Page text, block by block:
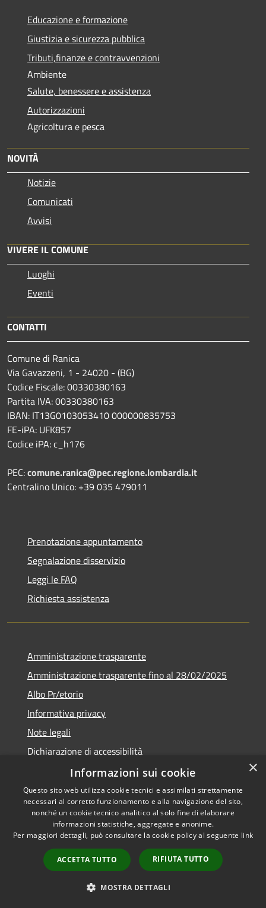
Educazione e formazione
Giustizia e sicurezza pubblica
Tributi,finanze e contravvenzioni
Ambiente
Salute, benessere e assistenza
Autorizzazioni
Agricoltura e pesca
NOVITÀ
Notizie
Comunicati
Avvisi
VIVERE IL COMUNE
Luoghi
Eventi
CONTATTI
Comune di Ranica
Via Gavazzeni, 1 - 24020 - (BG)
Codice Fiscale: 00330380163
Partita IVA: 00330380163
IBAN: IT13G0103053410 000000835753
FE-iPA: UFK857
Codice iPA: c_h176
PEC:comune.ranica@pec.regione.lombardia.it
Centralino Unico: +39 035 479011
Prenotazione appuntamento
Segnalazione disservizio
Leggi le FAQ
Richiesta assistenza
Amministrazione trasparente
Amministrazione trasparente fino al 28/02/2025
Albo Pr/etorio
Informativa privacy
Note legali
Dichiarazione di accessibilità
Obiettivi di accessibilità
RSS
Accessibilità
Copyright © 2026 • Comune di
Municipium•
Accesso
redazione
×
Informazioni sui cookie
Questo sito web utilizza cookie tecnici e assimilati strettamente
necessari al corretto funzionamento e alla navigazione del sito,
nonché un cookie tecnico analitico al solo fine di elaborare
informazioni statistiche, aggregate e anonime.
Per maggiori dettagli, può consultare la cookie policy al seguente link
ACCETTA TUTTO RIFIUTA TUTTO
MOSTRA DETTAGLI